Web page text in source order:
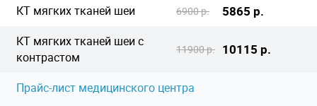
КТ мягких тканей шеи 6900 р. 5865 р.
КТ мягких тканей шеи с
контрастом
11900 р. 10115 р.
Прайс-лист медицинского центра